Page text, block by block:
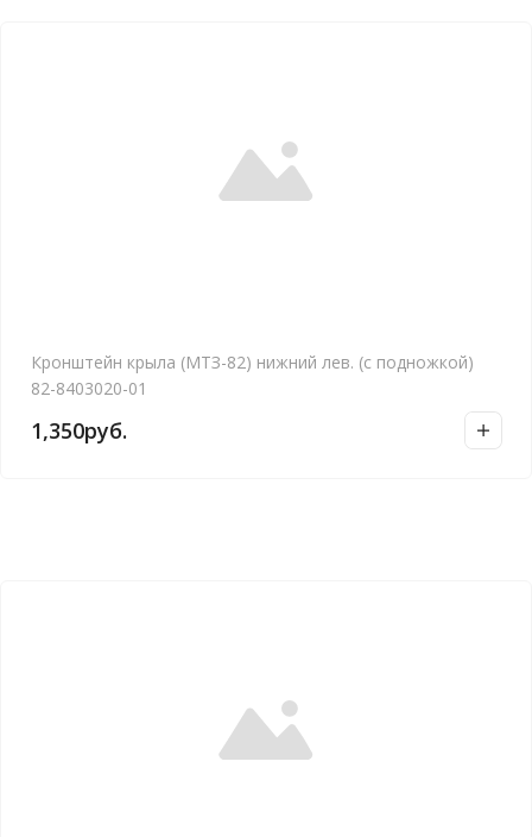
Кронштейн крыла (МТЗ-82) нижний лев. (с подножкой)
82-8403020-01
1,350руб.